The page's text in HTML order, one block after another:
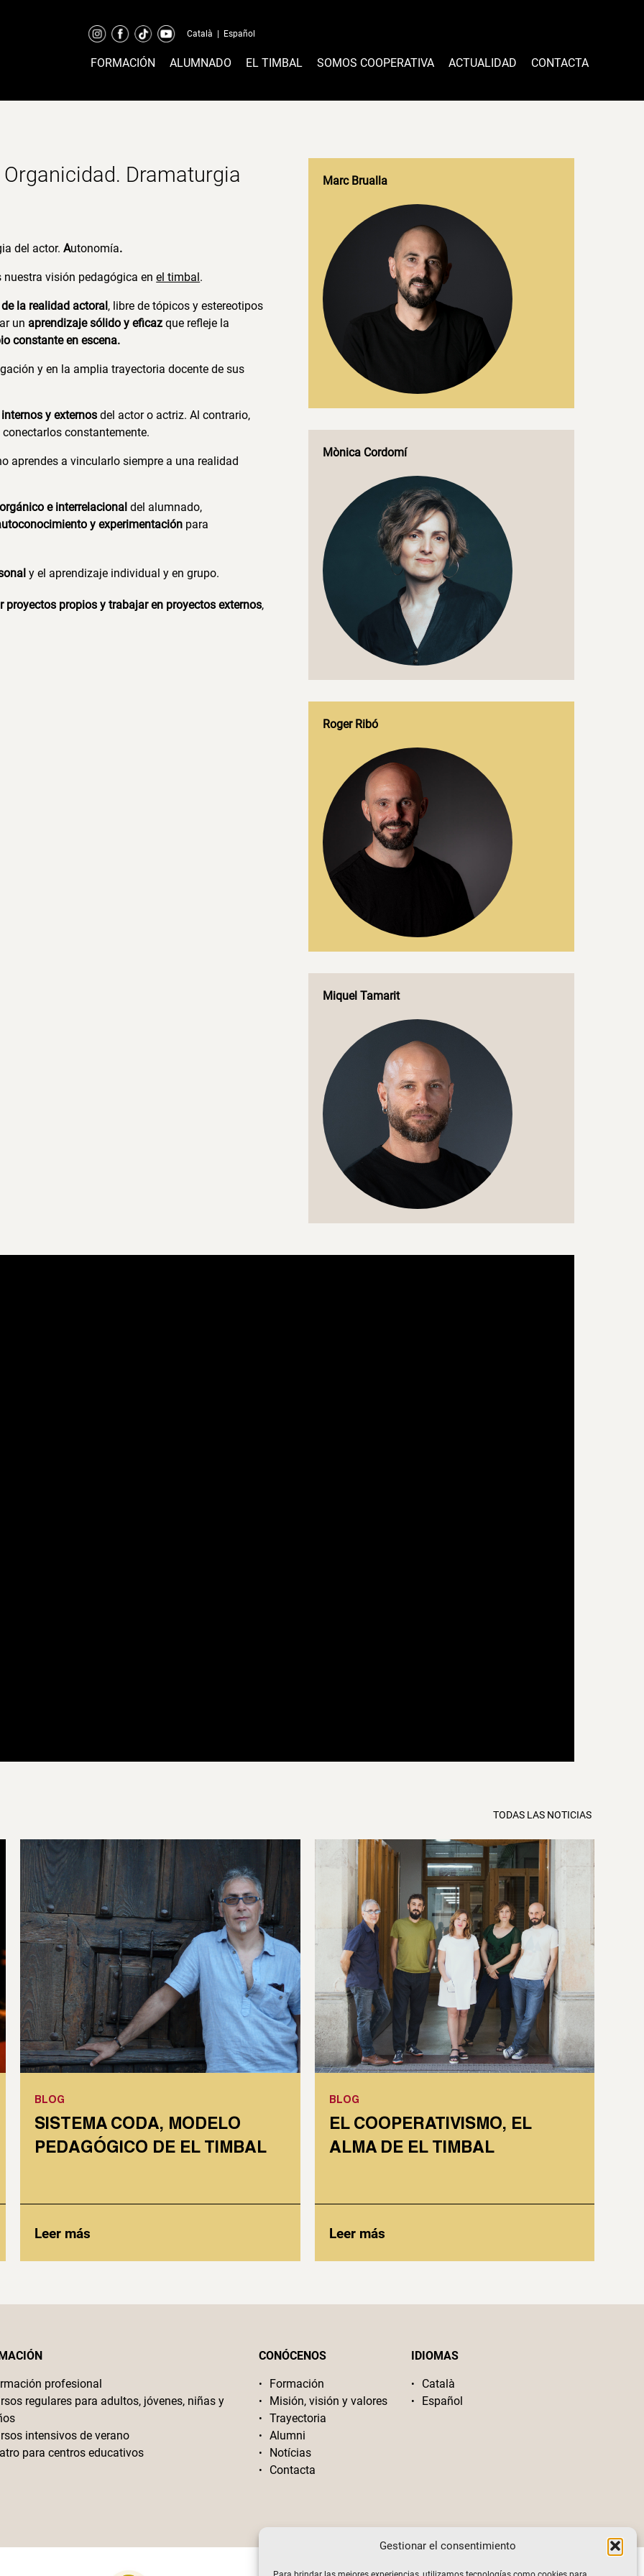
Gestionar el consentimiento
Català Español
FORMACIÓN ALUMNADO EL TIMBAL SOMOS COOPERATIVA ACTUALIDAD CONTACTA
Dramaturgia
del actor.Autonomía.
nuestra visión pedagógica enel timbal.
la realidad actoral, libre de tópicos y estereotipos
un aprendizaje sólido y eficaz que refleje la
constante en escena.
y en la amplia trayectoria docente de sus
internos y externos del actor o actriz. Al contrario,
constantemente.
aprendes a vincularlo siempre a una realidad
e interrelacional del alumnado,
y experimentación para
y el aprendizaje individual y en grupo.
proyectos propios y trabajar en proyectos externos,
Marc Brualla
Mònica Cordomí
Roger Ribó
Miquel Tamarit
TODAS LAS NOTICIAS
BLOG
SISTEMA CODA, MODELO
PEDAGÓGICO DE EL TIMBAL
Leer más
BLOG
EL COOPERATIVISMO, EL
ALMA DE EL TIMBAL
Leer más
profesional
regulares para adultos, jóvenes, niñas y
intensivos de verano
para centros educativos
CONÓCENOS
Formación
Misión, visión y valores
Trayectoria
Alumni
Notícias
Contacta
IDIOMAS
Català
Español